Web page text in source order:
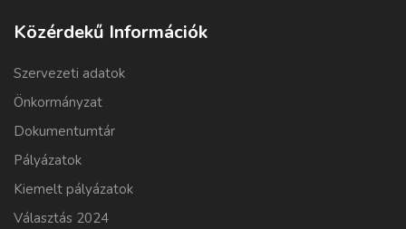
Közérdekű Információk
Szervezeti adatok
Önkormányzat
Dokumentumtár
Pályázatok
Kiemelt pályázatok
Választás 2024